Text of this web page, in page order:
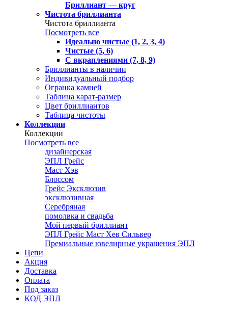
Бриллиант — круг
Чистота бриллианта
Чистота бриллианта
Посмотреть все
Идеально чистые (1, 2, 3, 4)
Чистые (5, 6)
С вкраплениями (7, 8, 9)
Бриллианты в наличии
Индивидуальный подбор
Огранка камней
Таблица карат-размер
Цвет бриллиантов
Таблица чистоты
Коллекции
Коллекции
Посмотреть все
дизайнерская
ЭПЛ Грейс
Маст Хэв
Блоссом
Грейс Эксклюзив
эксклюзивная
Серебряная
помолвка и свадьба
Мой первый бриллиант
ЭПЛ Грейс Маст Хев Сильвер
Премиальные ювелирные украшения ЭПЛ
Цепи
Акция
Доставка
Оплата
Под заказ
КОД ЭПЛ